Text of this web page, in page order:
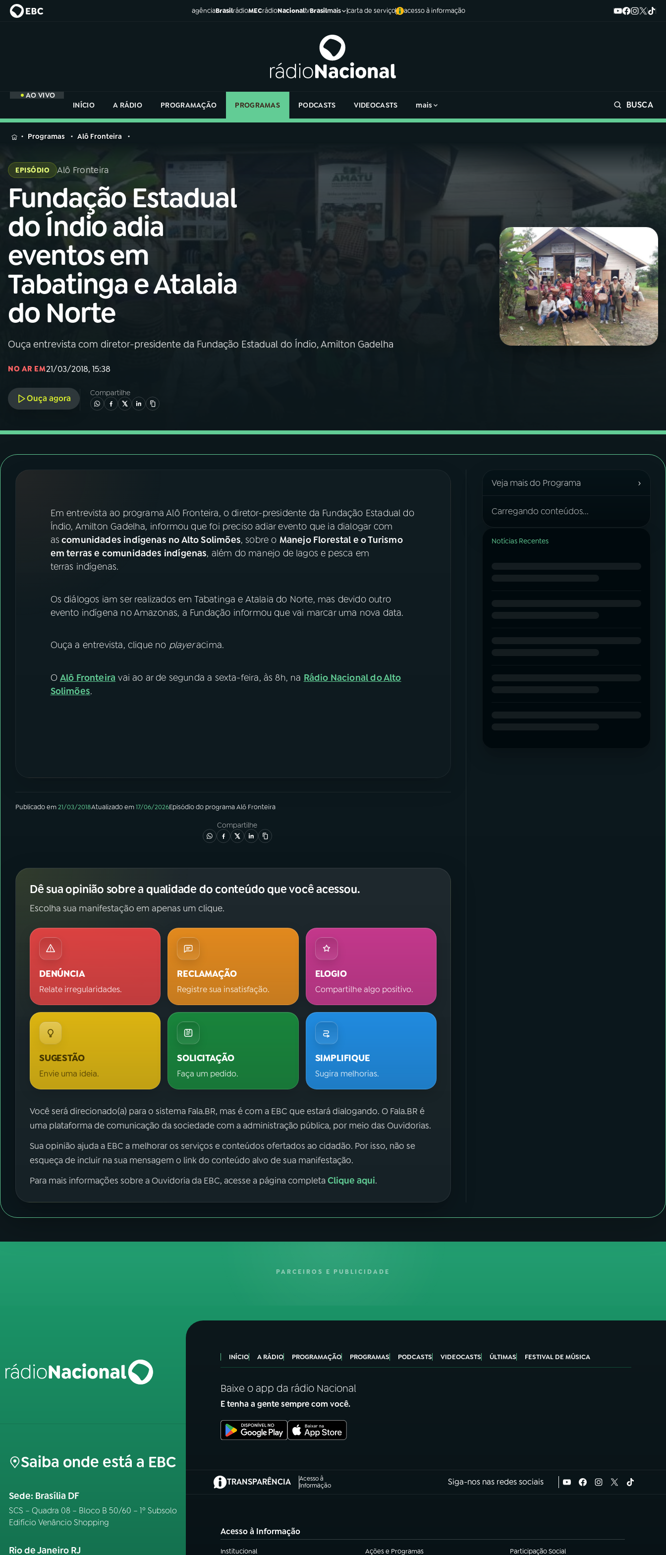
agênciaBrasilrádioMECrádioNacionaltvBrasilmais carta de serviço acesso à informação
AO VIVO
INÍCIO
A RÁDIO PROGRAMAÇÃO PROGRAMAS PODCASTS VIDEOCASTS mais BUSCA
MENU
Buscar
na
Rádio
Nacional
AO VIVO
01 INÍCIO
02 A RÁDIO
03 PROGRAMAÇÃO
04PROGRAMAS
ACOMPANHE A RÁDIO NACIONAL
YouTube Facebook
Instagram X
na
Rádio
Nacional
Programas Alô Fronteira
EPISÓDIO Alô Fronteira
Fundação Estadual
do Índio adia
eventos em
Tabatinga e Atalaia
do Norte
Ouça entrevista com diretor-presidente da Fundação Estadual do Índio, Amilton Gadelha
NO AR EM21/03/2018, 15:38
Ouça agora
Compartilhe
Em entrevista ao programa Alô Fronteira, o diretor-presidente da Fundação Estadual do
Índio, Amilton Gadelha, informou que foi preciso adiar evento que ia dialogar com
as comunidades indígenas no Alto Solimões, sobre o Manejo Florestal e o Turismo
em terras e comunidades indígenas, além do manejo de lagos e pesca em
terras indígenas.
Os diálogos iam ser realizados em Tabatinga e Atalaia do Norte, mas devido outro
evento indígena no Amazonas, a Fundação informou que vai marcar uma nova data.
Ouça a entrevista, clique no playeracima.
O Alô Fronteira vai ao ar de segunda a sexta-feira, às 8h, na Rádio Nacional do Alto
Solimões.
Publicado em21/03/2018Atualizado em17/06/2026Episódiodo programaAlô Fronteira
Compartilhe
Dê sua opinião sobre a qualidade do conteúdo que você acessou.
Escolha sua manifestação em apenas um clique.
DENÚNCIA
Relate irregularidades.
RECLAMAÇÃO
Registre sua insatisfação.
ELOGIO
Compartilhe algo positivo.
SUGESTÃO
Envie uma ideia.
SOLICITAÇÃO
Faça um pedido.
SIMPLIFIQUE
Sugira melhorias.
Você será direcionado(a) para o sistema Fala.BR, mas é com a EBC que estará dialogando. O Fala.BR é
uma plataforma de comunicação da sociedade com a administração pública, por meio das Ouvidorias.
Sua opinião ajuda a EBC a melhorar os serviços e conteúdos ofertados ao cidadão. Por isso, não se
esqueça de incluir na sua mensagem o link do conteúdo alvo de sua manifestação.
Para mais informações sobre a Ouvidoria da EBC, acesse a página completaClique aqui.
Veja mais do Programa ›
Carregando conteúdos...
Notícias Recentes
PARCEIROS E PUBLICIDADE
Saiba onde está a EBC
Sede: Brasília DF
SCS – Quadra 08 – Bloco B 50/60 – 1º Subsolo
Edifício Venâncio Shopping
Rio de Janeiro RJ
INÍCIO A RÁDIO PROGRAMAÇÃO PROGRAMAS PODCASTS VIDEOCASTS ÚLTIMAS FESTIVAL DE MÚSICA
Baixe o app da rádio Nacional
E tenha a gente sempre com você.
TRANSPARÊNCIA
Acesso à
Informação
(abre em nova aba) Siga-nos nas redes sociais
Acesso à Informação
Institucional Ações e Programas Participação Social